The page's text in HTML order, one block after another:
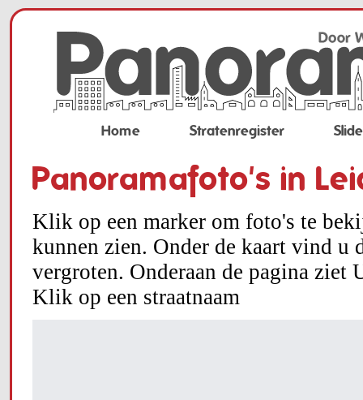
Home Stratenregister
Panoramafoto's in
Klik op een marker om foto's te
kunnen zien. Onder de kaart vind
vergroten. Onderaan de pagina ziet
Klik op een straatnaam